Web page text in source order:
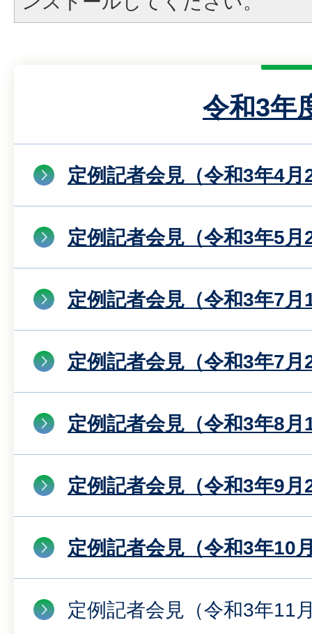
令和3年
定例記者会見（令和3年4月
定例記者会見（令和3年5月
定例記者会見（令和3年7月
定例記者会見（令和3年7月
定例記者会見（令和3年8月
定例記者会見（令和3年9月
定例記者会見（令和3年10
定例記者会見（令和3年11